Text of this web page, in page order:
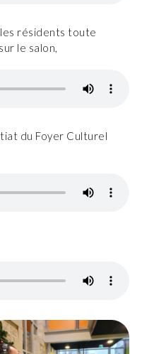
les résidents toute
le salon,
du Foyer Culturel